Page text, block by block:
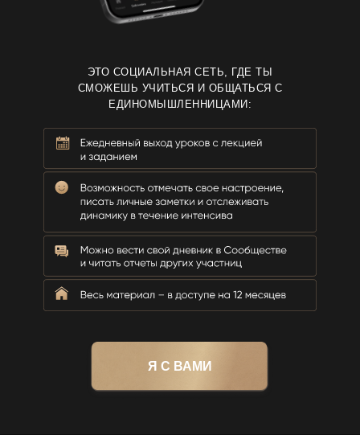
ЭТО СОЦИАЛЬНАЯ СЕТЬ, ГДЕ ТЫ
СМОЖЕШЬ УЧИТЬСЯ И ОБЩАТЬСЯ С
ЕДИНОМЫШЛЕННИЦАМИ:
Я С ВАМИ